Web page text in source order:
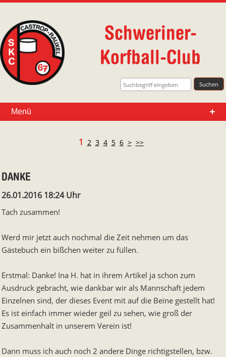
Schweriner-
Korfball-Club
Menü
1 2 3 4 5 6 > >>
DANKE
26.01.2016 18:24 Uhr
Tach zusammen!
Werd mir jetzt auch nochmal die Zeit nehmen um das
Gästebuch ein bißchen weiter zu füllen.
Erstmal: Danke! Ina H. hat in ihrem Artikel ja schon zum
Ausdruck gebracht, wie dankbar wir als Mannschaft jedem
Einzelnen sind, der dieses Event mit auf die Beine gestellt hat!
Es ist einfach immer wieder geil zu sehen, wie groß der
Zusammenhalt in unserem Verein ist!
Dann muss ich auch noch 2 andere Dinge richtigstellen, bzw.